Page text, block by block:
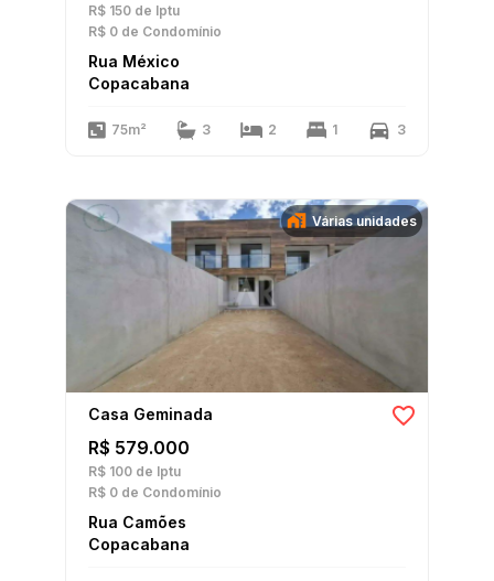
R$ 150 de Iptu
R$ 0 de Condomínio
Rua México
Copacabana
75m² 3 2 1 3
Várias unidades
Casa Geminada
R$ 579.000
R$ 100 de Iptu
R$ 0 de Condomínio
Rua Camões
Copacabana